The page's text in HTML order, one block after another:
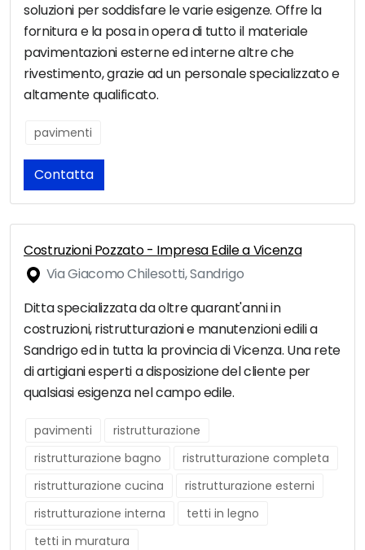
soluzioni per soddisfare le varie esigenze. Offre la
fornitura e la posa in opera di tutto il materiale
pavimentazioni esterne ed interne altre che
rivestimento, grazie ad un personale specializzato e
altamente qualificato.
pavimenti
Contatta
Costruzioni Pozzato - Impresa Edile a Vicenza
Via Giacomo Chilesotti, Sandrigo
Ditta specializzata da oltre quarant'anni in
costruzioni, ristrutturazioni e manutenzioni edili a
Sandrigo ed in tutta la provincia di Vicenza. Una rete
di artigiani esperti a disposizione del cliente per
qualsiasi esigenza nel campo edile.
pavimenti
ristrutturazione
ristrutturazione bagno
ristrutturazione completa
ristrutturazione cucina
ristrutturazione esterni
ristrutturazione interna
tetti in legno
tetti in muratura